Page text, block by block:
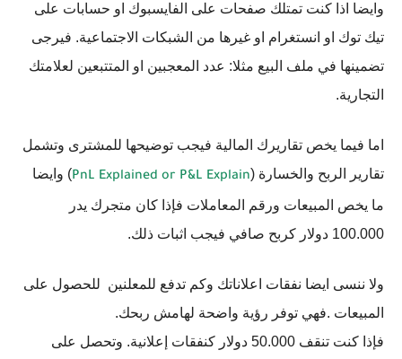
وايضا اذا كنت تمتلك صفحات على الفايسبوك او حسابات على
تيك توك او انستغرام او غيرها من الشبكات الاجتماعية. فيرجى
تضمينها في ملف البيع مثلا: عدد المعجبين او المتتبعين لعلامتك
التجارية.
اما فيما يخص تقاريرك المالية فيجب توضيحها للمشترى وتشمل
تقارير الربح والخسارة (PnL Explained or P&L Explain) وايضا
ما يخص المبيعات ورقم المعاملات فإذا كان متجرك يدر
100.000 دولار كربح صافي فيجب اثبات ذلك.
ولا ننسى ايضا نفقات اعلاناتك وكم تدفع للمعلنين للحصول على
المبيعات .فهي توفر رؤية واضحة لهامش ربحك.
فإذا كنت تنقف 50.000 دولار كنفقات إعلانية. وتحصل على